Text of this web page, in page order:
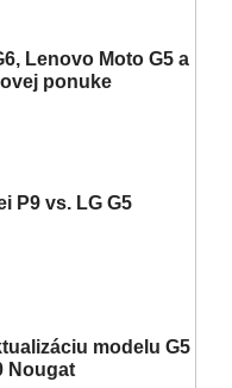
Lenovo Moto G5 a
ponuke
P9 vs. LG G5
modelu G5
Nougat